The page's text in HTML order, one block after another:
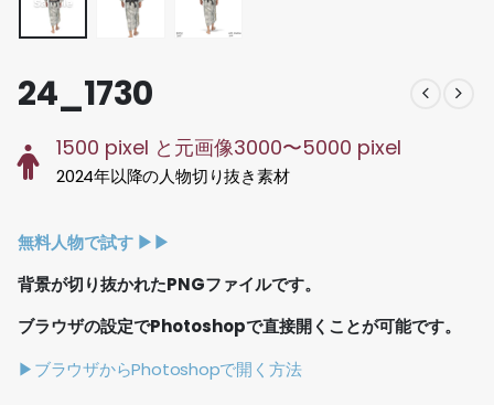
24_1730
1500 pixel と元画像3000〜5000 pixel
2024年以降の人物切り抜き素材
無料人物で試す ▶︎▶︎
背景が切り抜かれたPNGファイルです。
ブラウザの設定でPhotoshopで直接開くことが可能です。
▶ブラウザからPhotoshopで開く方法